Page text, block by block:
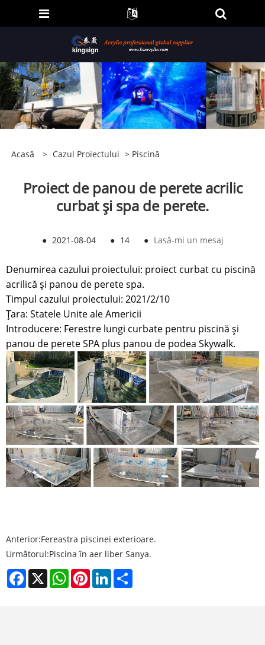
Acasă > Cazul Proiectului > Piscină
Proiect de panou de perete acrilic
curbat și spa de perete.
● 2021-08-04 ● 14 ● Lasă-mi un mesaj
Denumirea cazului proiectului: proiect curbat cu piscină
acrilică și panou de perete spa.
Timpul cazului proiectului: 2021/2/10
Țara: Statele Unite ale Americii
Introducere: Ferestre lungi curbate pentru piscină și
panou de perete SPA plus panou de podea Skywalk.
Anterior:Fereastra piscinei exterioare.
Următorul:Piscina în aer liber Sanya.
Facebook
X WhatsAppPinterestLinkedIn